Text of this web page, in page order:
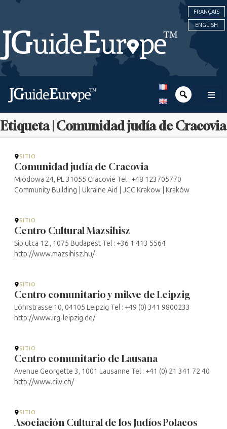
FRANÇAIS
ENGLISH
Etiqueta | Comunidad judía de Cracovia
SITIO
Comunidad judía de Cracovia
Miodowa 24, PL 31055 Cracovie Tel : +48 123705770
Community Building | Ukraine Aid | JCC Krakow | Kraków
SITIO
Centro Cultural Mazsihisz
Síp utca 12., 1075 Budapest Tel : +36 1 413 5564
http://www.mazsihisz.hu/
SITIO
Centro comunitario y mikve de Leipzig
Löhrstrasse 10, 04105 Leipzig Tel : +49 (0) 341 9800233
http://www.irg-leipzig.de/
SITIO
Centro comunitario de Lausana
Avenue Georgette 3, 1001 Lausanne Tel : +41 (0) 21 341 72 40
http://www.cilv.ch/
SITIO
Asociación Cultural de los Judíos Polacos